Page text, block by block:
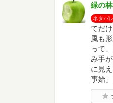
緑の
ネタバレ
てだ
風も
って
み手
に見
事始